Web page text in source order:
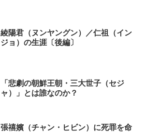
綾陽君（ヌンヤングン）／仁祖（イン
ジョ）の生涯〔後編〕
「悲劇の朝鮮王朝・三大世子（セジ
ャ）」とは誰なのか？
張禧嬪（チャン・ヒビン）に死罪を命